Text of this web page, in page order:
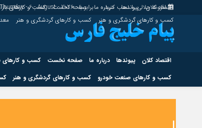
افزونه جلالی را نصب کنید. برابر با : Thursday - 6 - August - 2026 اقتصاد کلان پیوندها درباره ما صفحه نخست کسب و کارهای
کسب و کارهای گردشگری و هنر
کسب و کارهای گردشگری و هنر
اقتصاد کلان پیوندها درباره ما صفحه نخست کسب و کارهای
کسب و کارهای صنعت خودرو
کسب و کارهای گردشگری و هنر
اقتصاد کلان پیوندها
کسب و